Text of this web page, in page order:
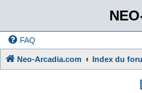
FAQ
Neo-Arcadia.com Index du